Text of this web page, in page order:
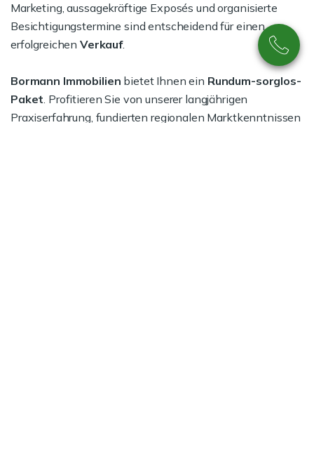
Marketing, aussagekräftige Exposés und organisierte
Besichtigungstermine sind entscheidend für einen
erfolgreichen Verkauf.
Bormann Immobilien bietet Ihnen ein Rundum-sorglos-
Paket. Profitieren Sie von unserer langjährigen
Praxiserfahrung, fundierten regionalen Marktkenntnissen